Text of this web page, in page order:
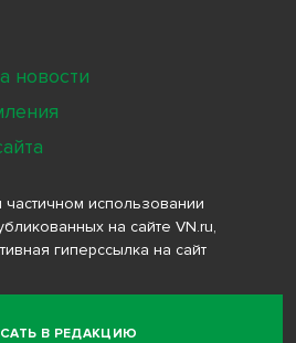
В РЕДАКЦИЮ
использовании
на сайте VN.ru,
гиперссылка на сайт
новости